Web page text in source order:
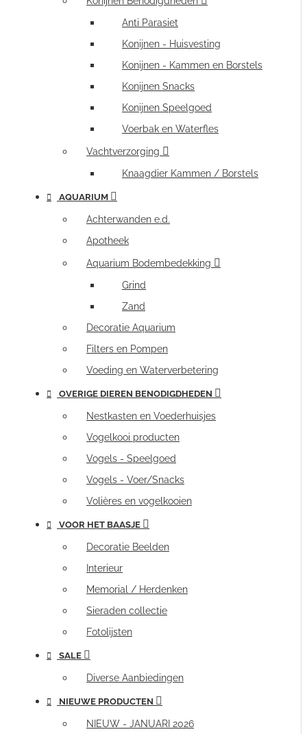
Anti Parasiet
Konijnen - Huisvesting
Konijnen - Kammen en Borstels
Konijnen Snacks
Konijnen Speelgoed
Voerbak en Waterfles
Vachtverzorging
Knaagdier Kammen / Borstels
AQUARIUM
Achterwanden e.d.
Apotheek
Aquarium Bodembedekking
Grind
Zand
Decoratie Aquarium
Filters en Pompen
Voeding en Waterverbetering
OVERIGE DIEREN BENODIGDHEDEN
Nestkasten en Voederhuisjes
Vogelkooi producten
Vogels - Speelgoed
Vogels - Voer/Snacks
Volières en vogelkooien
VOOR HET BAASJE
Decoratie Beelden
Interieur
Memorial / Herdenken
Sieraden collectie
Fotolijsten
SALE
Diverse Aanbiedingen
NIEUWE PRODUCTEN
NIEUW - JANUARI 2026